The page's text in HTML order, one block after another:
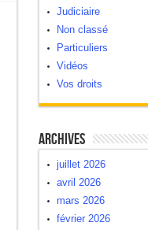
Judiciaire
Non classé
Particuliers
Vidéos
Vos droits
Archives
juillet 2026
avril 2026
mars 2026
février 2026